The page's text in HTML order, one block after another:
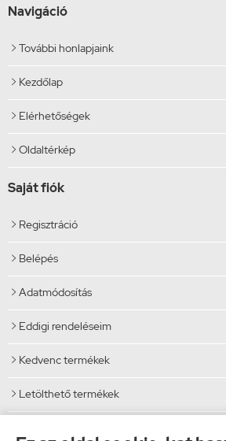
Navigáció
 További honlapjaink
 Kezdőlap
 Elérhetőségek
 Oldaltérkép
Saját fiók
 Regisztráció
 Belépés
 Adatmódosítás
 Eddigi rendeléseim
 Kedvenc termékek
 Letölthető termékek